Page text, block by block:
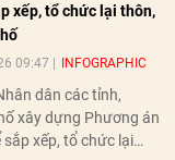
xếp, tổ chức lại thôn,
09:47 INFOGRAPHIC
dân các tỉnh,
xây dựng Phương án
xếp, tổ chức lại